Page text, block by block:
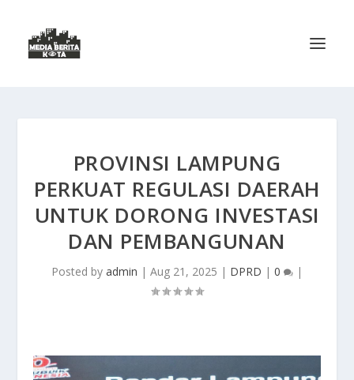
PROVINSI LAMPUNG
PERKUAT REGULASI DAERAH
UNTUK DORONG INVESTASI
DAN PEMBANGUNAN
Posted by admin | Aug 21, 2025 | DPRD | 0 |